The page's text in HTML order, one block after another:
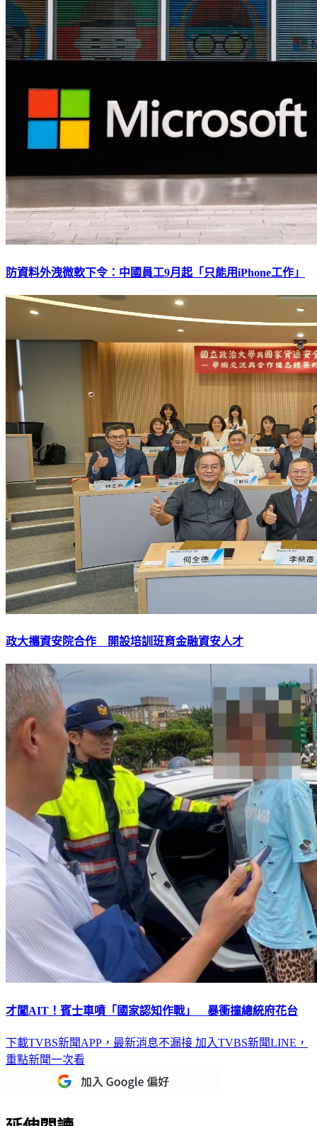
防資料外洩微軟下令：中國員工9月起「只能用iPhone工作」
政大攜資安院合作 開設培訓班育金融資安人才
才闖AIT！賓士車噴「國家認知作戰」 暴衝撞總統府花台
下載TVBS新聞APP，最新消息不漏接 加入TVBS新聞LINE，
重點新聞一次看